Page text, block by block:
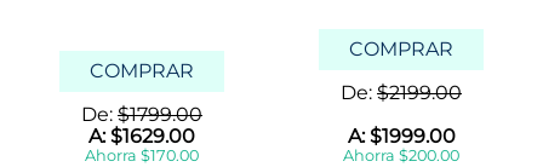
COMPRAR
De: $1799.00
A:$1629.00
Ahorra $170.00
COMPRAR
De: $2199.00
A:$1999.00
Ahorra $200.00